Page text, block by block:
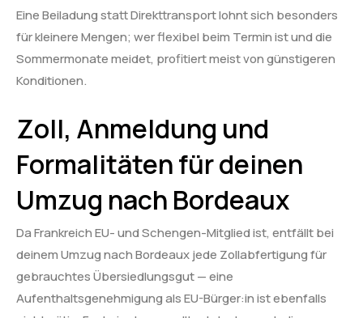
Eine Beiladung statt Direkttransport lohnt sich besonders
für kleinere Mengen; wer flexibel beim Termin ist und die
Sommermonate meidet, profitiert meist von günstigeren
Konditionen.
Zoll, Anmeldung und
Formalitäten für deinen
Umzug nach Bordeaux
Da Frankreich EU- und Schengen-Mitglied ist, entfällt bei
deinem Umzug nach Bordeaux jede Zollabfertigung für
gebrauchtes Übersiedlungsgut — eine
Aufenthaltsgenehmigung als EU-Bürger:in ist ebenfalls